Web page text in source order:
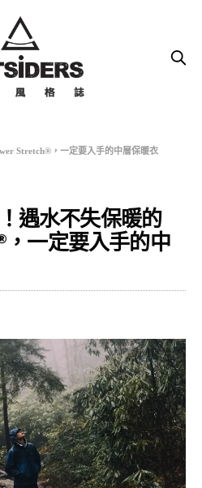
Stretch®，一定要入手的中層保暖衣
遇水不失保暖的
一定要入手的中